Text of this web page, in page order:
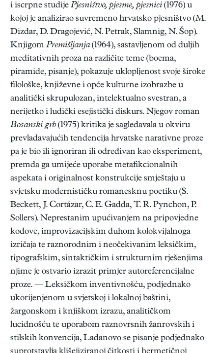
i iscrpne studije Pjesništvo, pjesme, pjesnici (1976) u
kojoj je analizirao suvremeno hrvatsko pjesništvo (M.
Dizdar, D. Dragojević, N. Petrak, Slamnig, N. Šop).
Knjigom Premišljanja(1964), sastavljenom od duljih
meditativnih proza na različite teme (boema,
piramide, pisanje), pokazuje uklopljenost svoje široke
filološke, književne i opće kulturne izobrazbe u
analitički skrupulozan, intelektualno svestran, a
nerijetko i ludički esejistički diskurs. Njegov roman
Bosanski grb(1975) kritika je sagledavala u okviru
prevladavajućih tendencija hrvatske narativne proze
pa je bio ili ignoriran ili određivan kao eksperiment,
premda ga umijeće uporabe metafikcionalnih
aspekata i originalnost konstrukcije smještaju u
svjetsku modernističku romanesknu poetiku (S.
Beckett, J. Cortá­zar, C. E. Gadda, T. R. Pynchon, P.
Sollers). Neprestanim upućivanjem na pripovjedne
kodove, improvizacijskim duhom kolokvijalnoga
izričaja te raznorodnim i neočekivanim leksičkim,
tipografskim, sintaktičkim i strukturnim rješenjima
njime je ostvario izrazit primjer autoreferencijalne
proze. — Leksičkom inventivnošću, podjednako
ukorijenjenom u svjetskoj i lokalnoj baštini,
žargonskom i knjiškom izrazu, analitičkom
lucidnošću te uporabom raznovrsnih žanrovskih i
stilskih konvencija, Ladanovo se pisanje podjednako